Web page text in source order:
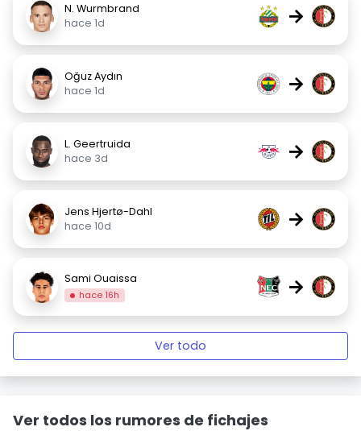
N. Wurmbrand
hace 1d
→
Oğuz Aydın
hace 1d
→
L. Geertruida
hace 3d
→
Jens Hjertø-Dahl
hace 10d
→
Sami Ouaissa
hace 16h →
Ver todo
Ver todos los rumores de fichajes